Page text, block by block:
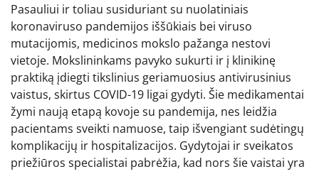
Pasauliui ir toliau susiduriant su nuolatiniais
koronaviruso pandemijos iššūkiais bei viruso
mutacijomis, medicinos mokslo pažanga nestovi
vietoje. Mokslininkams pavyko sukurti ir į klinikinę
praktiką įdiegti tikslinius geriamuosius antivirusinius
vaistus, skirtus COVID-19 ligai gydyti. Šie medikamentai
žymi naują etapą kovoje su pandemija, nes leidžia
pacientams sveikti namuose, taip išvengiant sudėtingų
komplikacijų ir hospitalizacijos. Gydytojai ir sveikatos
priežiūros specialistai pabrėžia, kad nors šie vaistai yra